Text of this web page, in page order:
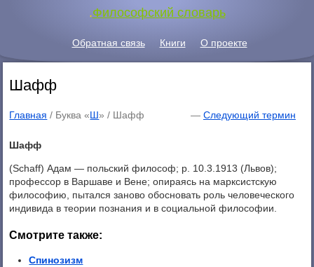
.Философский словарь
Обратная связь Книги О проекте
Шафф
Главная / Буква «Ш» / Шафф — Следующий термин
Шафф
(Schaff) Адам — польский философ; р. 10.3.1913 (Львов);
профессор в Варшаве и Вене; опираясь на марксистскую
философию, пытался заново обосновать роль человеческого
индивида в теории познания и в социальной философии.
Смотрите также:
Спинозизм